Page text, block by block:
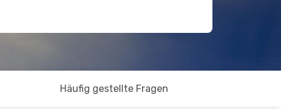
Häufig gestellte Fragen